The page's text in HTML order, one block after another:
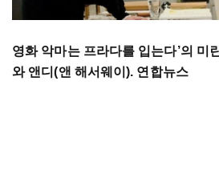
영화 악마는 프라다를 입는다’의 미
와 앤디(앤 해서웨이). 연합뉴스